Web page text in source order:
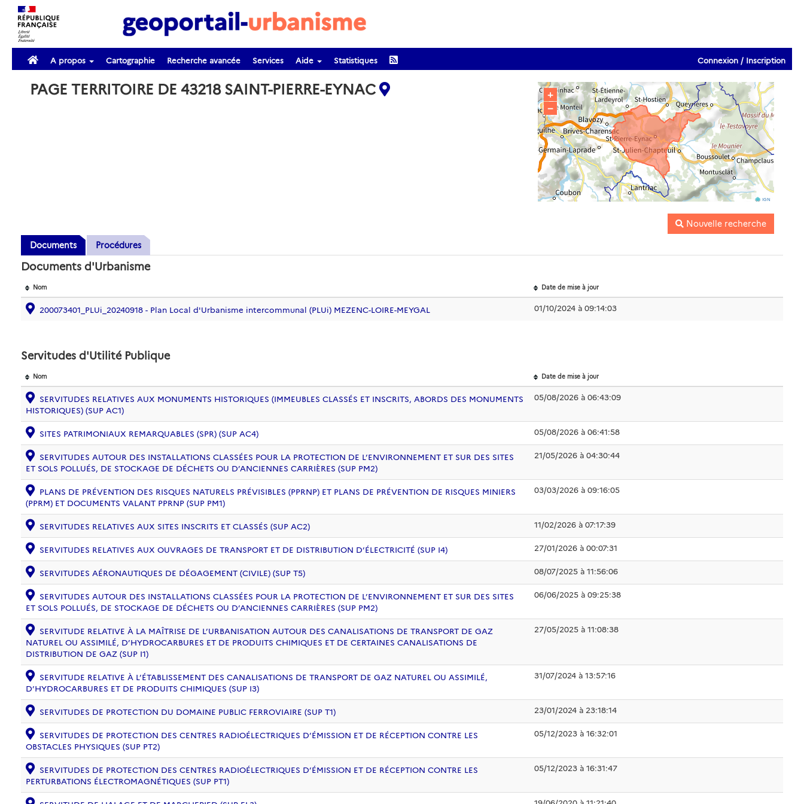
A propos Cartographie Recherche avancée Services Aide Statistiques Connexion / Inscription
PAGE TERRITOIRE DE 43218 SAINT-PIERRE-EYNAC
+
−
IGN
Nouvelle recherche
Documents
Procédures
Documents d'Urbanisme
Nom Date de mise à jour
200073401_PLUi_20240918 - Plan Local d'Urbanisme intercommunal (PLUi) MEZENC-LOIRE-MEYGAL 01/10/2024 à 09:14:03
Servitudes d'Utilité Publique
Nom Date de mise à jour
SERVITUDES RELATIVES AUX MONUMENTS HISTORIQUES (IMMEUBLES CLASSÉS ET INSCRITS, ABORDS DES MONUMENTS
HISTORIQUES) (SUP AC1)
05/08/2026 à 06:43:09
SITES PATRIMONIAUX REMARQUABLES (SPR) (SUP AC4) 05/08/2026 à 06:41:58
SERVITUDES AUTOUR DES INSTALLATIONS CLASSÉES POUR LA PROTECTION DE L’ENVIRONNEMENT ET SUR DES SITES
ET SOLS POLLUÉS, DE STOCKAGE DE DÉCHETS OU D’ANCIENNES CARRIÈRES (SUP PM2)
21/05/2026 à 04:30:44
PLANS DE PRÉVENTION DES RISQUES NATURELS PRÉVISIBLES (PPRNP) ET PLANS DE PRÉVENTION DE RISQUES MINIERS
(PPRM) ET DOCUMENTS VALANT PPRNP (SUP PM1)
03/03/2026 à 09:16:05
SERVITUDES RELATIVES AUX SITES INSCRITS ET CLASSÉS (SUP AC2) 11/02/2026 à 07:17:39
SERVITUDES RELATIVES AUX OUVRAGES DE TRANSPORT ET DE DISTRIBUTION D’ÉLECTRICITÉ (SUP I4) 27/01/2026 à 00:07:31
SERVITUDES AÉRONAUTIQUES DE DÉGAGEMENT (CIVILE) (SUP T5) 08/07/2025 à 11:56:06
SERVITUDES AUTOUR DES INSTALLATIONS CLASSÉES POUR LA PROTECTION DE L’ENVIRONNEMENT ET SUR DES SITES
ET SOLS POLLUÉS, DE STOCKAGE DE DÉCHETS OU D’ANCIENNES CARRIÈRES (SUP PM2)
06/06/2025 à 09:25:38
SERVITUDE RELATIVE À LA MAÎTRISE DE L’URBANISATION AUTOUR DES CANALISATIONS DE TRANSPORT DE GAZ
NATUREL OU ASSIMILÉ, D’HYDROCARBURES ET DE PRODUITS CHIMIQUES ET DE CERTAINES CANALISATIONS DE
DISTRIBUTION DE GAZ (SUP I1)
27/05/2025 à 11:08:38
SERVITUDE RELATIVE À L’ÉTABLISSEMENT DES CANALISATIONS DE TRANSPORT DE GAZ NATUREL OU ASSIMILÉ,
D’HYDROCARBURES ET DE PRODUITS CHIMIQUES (SUP I3)
31/07/2024 à 13:57:16
SERVITUDES DE PROTECTION DU DOMAINE PUBLIC FERROVIAIRE (SUP T1) 23/01/2024 à 23:18:14
SERVITUDES DE PROTECTION DES CENTRES RADIOÉLECTRIQUES D’ÉMISSION ET DE RÉCEPTION CONTRE LES
OBSTACLES PHYSIQUES (SUP PT2)
05/12/2023 à 16:32:01
SERVITUDES DE PROTECTION DES CENTRES RADIOÉLECTRIQUES D’ÉMISSION ET DE RÉCEPTION CONTRE LES
PERTURBATIONS ÉLECTROMAGNÉTIQUES (SUP PT1)
05/12/2023 à 16:31:47